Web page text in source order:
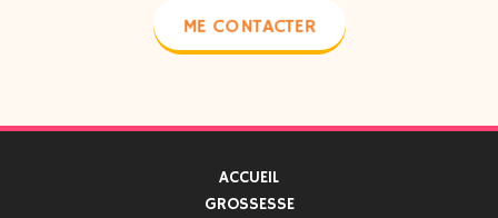
ME CONTACTER
ACCUEIL
GROSSESSE